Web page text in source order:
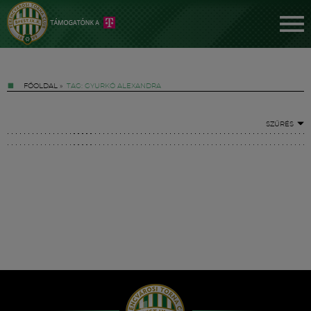
FŐOLDAL » TAG: GYURKÓ ALEXANDRA
SZŰRÉS
Hírek